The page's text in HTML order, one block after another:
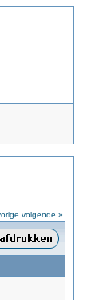
volgende »